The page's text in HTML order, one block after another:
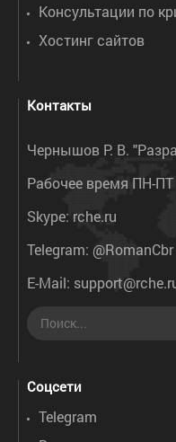
Консультации по
Хостинг сайтов
Контакты
Чернышов Р. В.
Рабочее время ПН-ПТ
Skype: rche.ru
Telegram: @RomanCbr
E-Mail:
Соцсети
Telegram